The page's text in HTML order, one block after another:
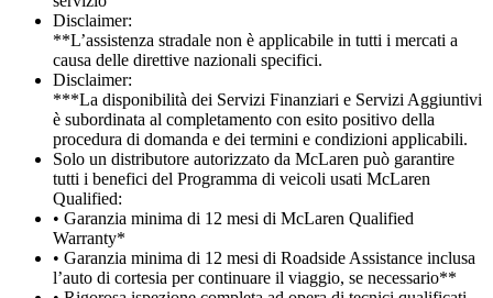
Disclaimer:
**L’assistenza stradale non è applicabile in tutti i mercati a
causa delle direttive nazionali specifici.
Disclaimer:
***La disponibilità dei Servizi Finanziari e Servizi Aggiuntivi
è subordinata al completamento con esito positivo della
procedura di domanda e dei termini e condizioni applicabili.
Solo un distributore autorizzato da McLaren può garantire
tutti i benefici del Programma di veicoli usati McLaren
Qualified:
• Garanzia minima di 12 mesi di McLaren Qualified
Warranty*
• Garanzia minima di 12 mesi di Roadside Assistance inclusa
l’auto di cortesia per continuare il viaggio, se necessario**